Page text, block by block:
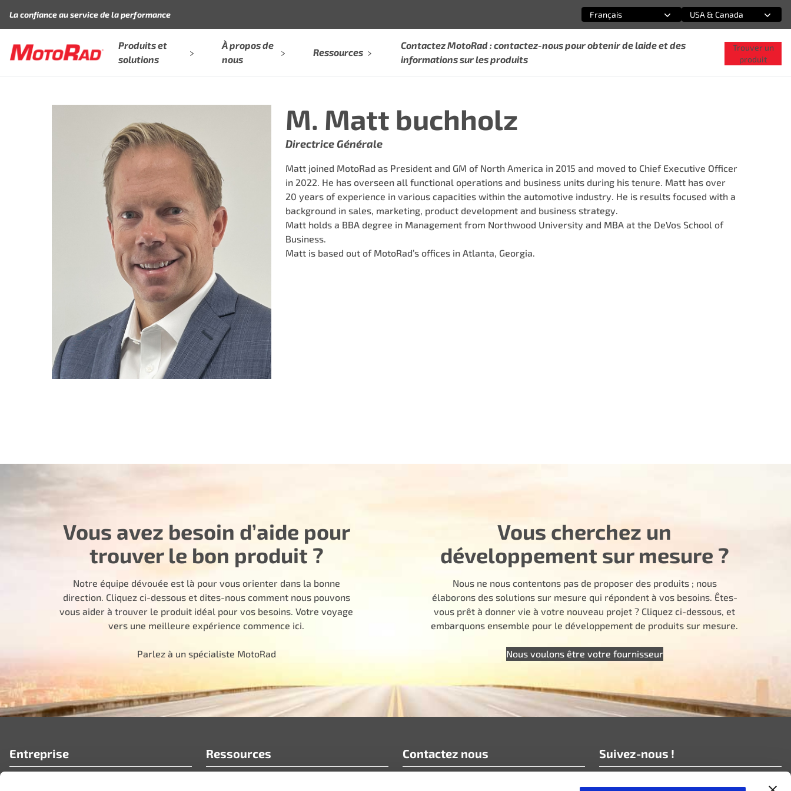
La confiance au service de la performance
Sélectionnez une option
Français
Sélectionnez une option
USA & Canada
Produits et
solutions
À propos de
nous
Ressources
Contactez MotoRad : contactez-nous pour obtenir de laide et des
informations sur les produits
Trouver un
produit
M. Matt buchholz
Directrice Générale
Matt joined MotoRad as President and GM of North America in 2015 and moved to Chief Executive Officer
in 2022. He has overseen all functional operations and business units during his tenure. Matt has over
20 years of experience in various capacities within the automotive industry. He is results focused with a
background in sales, marketing, product development and business strategy.
Matt holds a BBA degree in Management from Northwood University and MBA at the DeVos School of
Business.
Matt is based out of MotoRad’s offices in Atlanta, Georgia.
Vous avez besoin d’aide pour
trouver le bon produit ?
Notre équipe dévouée est là pour vous orienter dans la bonne
direction. Cliquez ci-dessous et dites-nous comment nous pouvons
vous aider à trouver le produit idéal pour vos besoins. Votre voyage
vers une meilleure expérience commence ici.
Parlez à un spécialiste MotoRad
Vous cherchez un
développement sur mesure ?
Nous ne nous contentons pas de proposer des produits ; nous
élaborons des solutions sur mesure qui répondent à vos besoins. Êtes-
vous prêt à donner vie à votre nouveau projet ? Cliquez ci-dessous, et
embarquons ensemble pour le développement de produits sur mesure.
Nous voulons être votre fournisseur
Entreprise Ressources Contactez nous Suivez-nous !